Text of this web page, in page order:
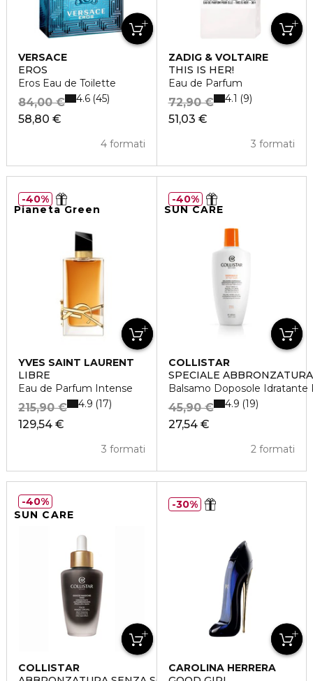
VERSACE
EROS
Eros Eau de Toilette
58,80 €
84,00 €
4 formati
4.6 45
ZADIG & VOLTAIRE
THIS IS HER!
Eau de Parfum
51,03 €
72,90 €
3 formati
4.1 9
Pianeta Green
YVES SAINT LAURENT
LIBRE
Eau de Parfum Intense
129,54 €
215,90 €
3 formati
4.9 17
40%
SUN CARE
COLLISTAR
SPECIALE
Balsamo Doposole Idratante
27,54 €
45,90 €
2 formati
4.9 19
40%
SUN CARE
COLLISTAR
40%
CAROLINA HERRERA
30%